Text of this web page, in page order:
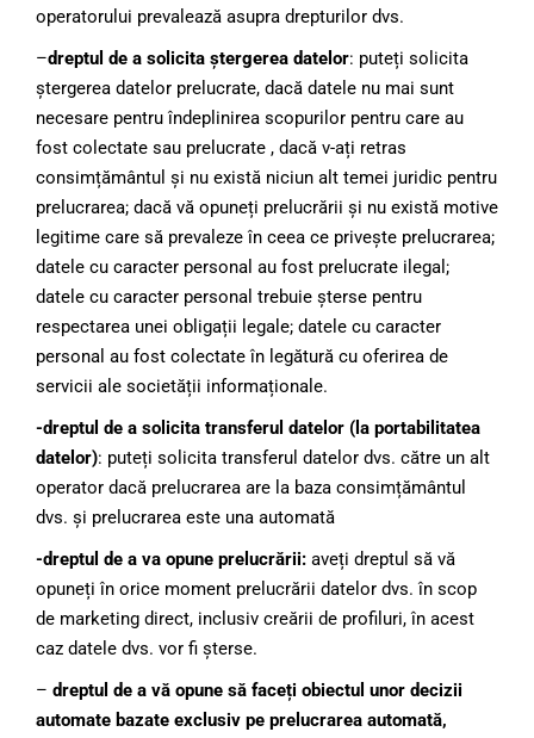
operatorului prevalează asupra drepturilor dvs.
–dreptul de a solicita ștergerea datelor: puteți solicita
ștergerea datelor prelucrate, dacă datele nu mai sunt
necesare pentru îndeplinirea scopurilor pentru care au
fost colectate sau prelucrate , dacă v-ați retras
consimțământul și nu există niciun alt temei juridic pentru
prelucrarea; dacă vă opuneți prelucrării și nu există motive
legitime care să prevaleze în ceea ce privește prelucrarea;
datele cu caracter personal au fost prelucrate ilegal;
datele cu caracter personal trebuie șterse pentru
respectarea unei obligații legale; datele cu caracter
personal au fost colectate în legătură cu oferirea de
servicii ale societății informaționale.
-dreptul de a solicita transferul datelor (la portabilitatea
datelor): puteți solicita transferul datelor dvs. către un alt
operator dacă prelucrarea are la baza consimțământul
dvs. și prelucrarea este una automată
-dreptul de a va opune prelucrării: aveți dreptul să vă
opuneți în orice moment prelucrării datelor dvs. în scop
de marketing direct, inclusiv creării de profiluri, în acest
caz datele dvs. vor fi șterse.
– dreptul de a vă opune să faceți obiectul unor decizii
automate bazate exclusiv pe prelucrarea automată,